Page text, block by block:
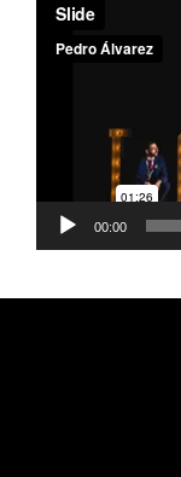
vídeo
00:00